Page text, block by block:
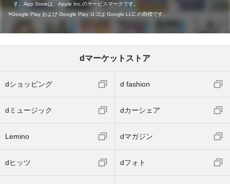
す。App Storeは、Apple Inc.のサービスマークです。
Google Play および Google Play ロゴは Google LLC の商標です。
dマーケットストア
dショッピング d fashion
dミュージック dカーシェア
Lemino dマガジン
dヒッツ dフォト